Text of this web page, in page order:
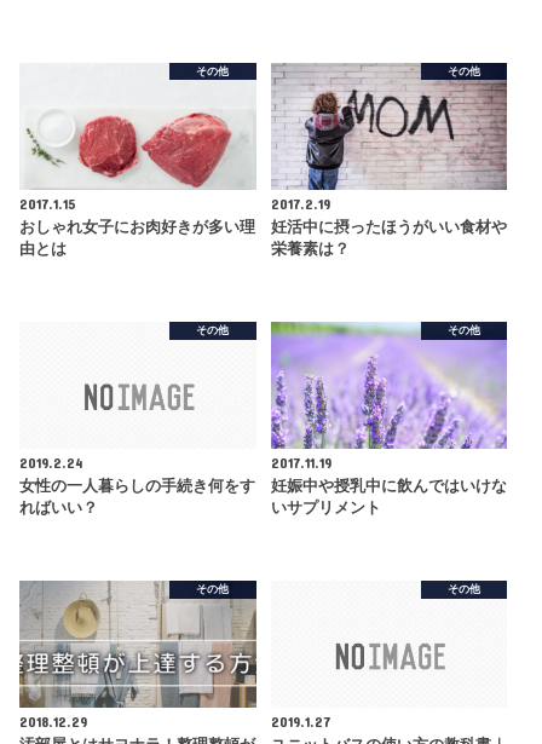
その他
2017.1.15
おしゃれ女子にお肉好きが多い理
由とは
その他
2017.2.19
妊活中に摂ったほうがいい食材や
栄養素は？
その他
2019.2.24
女性の一人暮らしの手続き何をす
ればいい？
その他
2017.11.19
妊娠中や授乳中に飲んではいけな
いサプリメント
その他
2018.12.29
その他
2019.1.27